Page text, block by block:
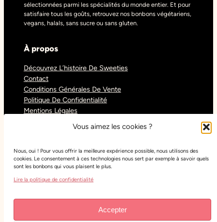
Vous aimez les cookies ?
Nous, oui ! Pour vous offrir la meilleure expérience possible, nous utilisons des
cookies. Le consentement à ces technologies nous sert par exemple à savoir quels
sont les bonbons qui vous plaisent le plus.
Lire la politique de confidentialité
Accepter
sélectionnées parmi les spécialités du monde entier. Et pour
satisfaire tous les goûts, retrouvez nos bonbons végétariens,
vegans, halals, sans sucre ou sans gluten.
À propos
Découvrez L’histoire De Sweeties
Contact
Conditions Générales De Vente
Politique De Confidentialité
Mentions Légales
Réseaux sociaux
Instagram